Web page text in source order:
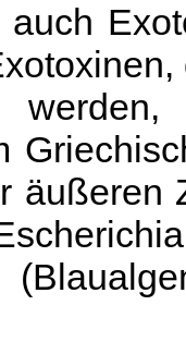
äußeren